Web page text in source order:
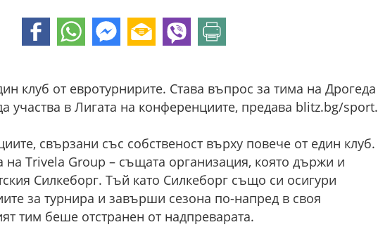
клуб от евротурнирите. Става въпрос за тима на Дрогеда
участва в Лигата на конференциите, предава blitz.bg/sport.
свързани със собственост върху повече от един клуб.
на Trivela Group – същата организация, която държи и
Силкеборг. Тъй като Силкеборг също си осигури
за турнира и завърши сезона по-напред в своя
тим беше отстранен от надпреварата.